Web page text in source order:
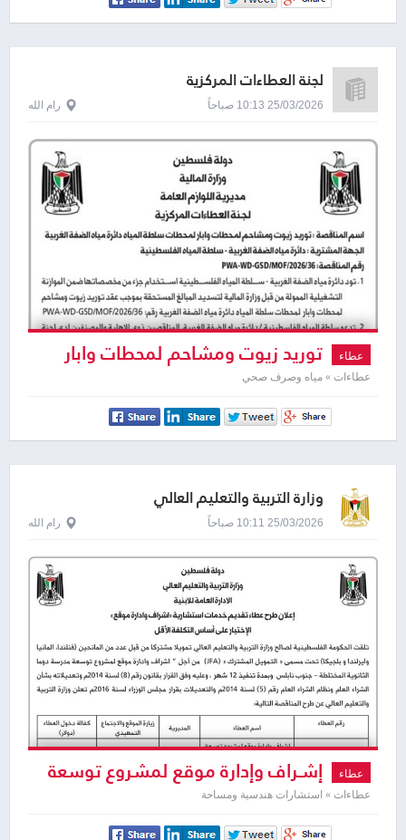
لجنة العطاءات المركزية
25/03/2026 10:13 صباحاً رام الله
عطاء توريد زيوت ومشاحم لمحطات وابار
لمحطات سلطة المياه دائرة مياه الضفة
الغربية
عطاءات » مياه وصرف صحي
وزارة التربية والتعليم العالي
25/03/2026 10:11 صباحاً رام الله
عطاء إشـراف وإدارة موقع لمشروع توسعة
وتشطيب مدرسة دوما الثانوية المختلطة
عطاءات » استشارات هندسية ومساحة